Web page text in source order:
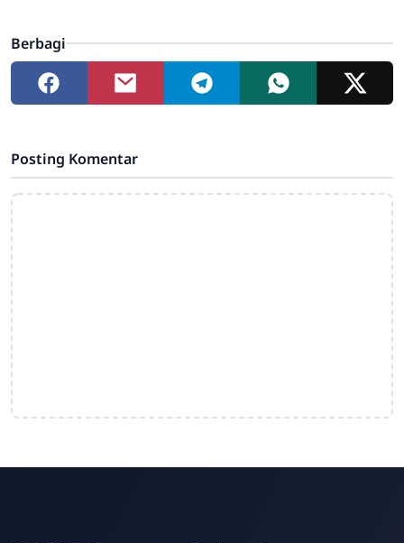
Berbagi
Posting Komentar